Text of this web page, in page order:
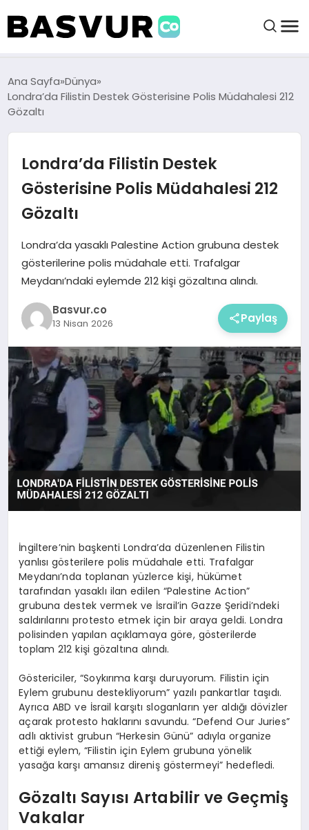
BAŞVURULAR
BAYILIKLER
HABERLER
KRIPTO HABER
Ana Sayfa Dünya
Londra’da Filistin Destek Gösterisine Polis Müdahalesi 212
Gözaltı
Londra’da Filistin Destek
Gösterisine Polis Müdahalesi 212
Gözaltı
Londra’da yasaklı Palestine Action grubuna destek
gösterilerine polis müdahale etti. Trafalgar
Meydanı’ndaki eylemde 212 kişi gözaltına alındı.
Basvur.co
13 Nisan 2026 Paylaş
İngiltere’nin başkenti Londra’da düzenlenen Filistin
yanlısı gösterilere polis müdahale etti. Trafalgar
Meydanı’nda toplanan yüzlerce kişi, hükümet
tarafından yasaklı ilan edilen “Palestine Action”
grubuna destek vermek ve İsrail’in Gazze Şeridi’ndeki
saldırılarını protesto etmek için bir araya geldi. Londra
polisinden yapılan açıklamaya göre, gösterilerde
toplam 212 kişi gözaltına alındı.
Göstericiler, “Soykırıma karşı duruyorum. Filistin için
Eylem grubunu destekliyorum” yazılı pankartlar taşıdı.
Ayrıca ABD ve İsrail karşıtı sloganların yer aldığı dövizler
açarak protesto haklarını savundu. “Defend Our Juries”
adlı aktivist grubun “Herkesin Günü” adıyla organize
ettiği eylem, “Filistin için Eylem grubuna yönelik
yasağa karşı amansız direniş göstermeyi” hedefledi.
Gözaltı Sayısı Artabilir ve Geçmiş
Vakalar